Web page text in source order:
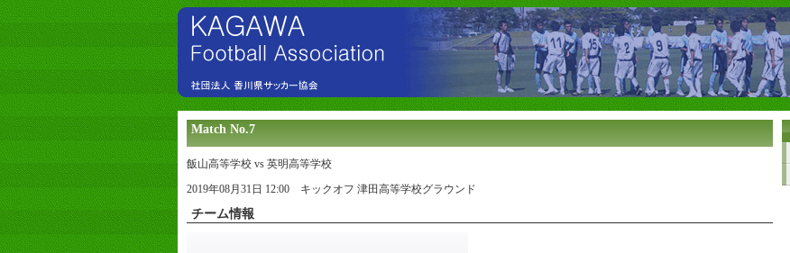
Match No.7
飯山高等学校 vs 英明高等学校
2019年08月31日 12:00 キックオフ 津田高等学校グラウンド
チーム情報